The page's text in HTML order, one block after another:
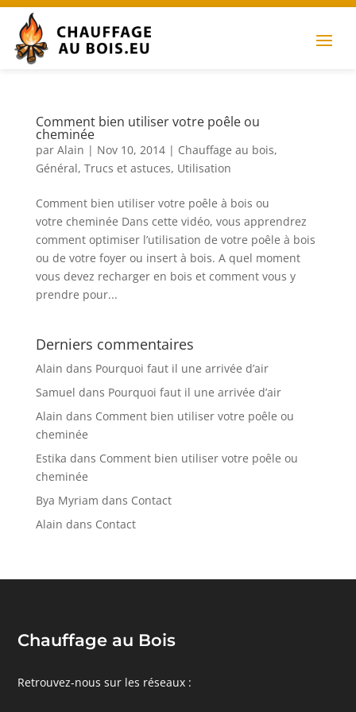
Comment bien utiliser votre poêle ou
cheminée
par Alain | Nov 10, 2014| Chauffage au bois,
Général, Trucs et astuces, Utilisation
Comment bien utiliser votre poêle à bois ou
votre cheminée Dans cette vidéo, vous apprendrez
comment optimiser l’utilisation de votre poêle à bois
ou de votre foyer ou insert à bois. A quel moment
vous devez recharger en bois et comment vous y
prendre pour...
Derniers commentaires
Alain dans Pourquoi faut il une arrivée d’air
Samuel dans Pourquoi faut il une arrivée d’air
Alain dans Comment bien utiliser votre poêle ou
cheminée
Estika dans Comment bien utiliser votre poêle ou
cheminée
Bya Myriam dans Contact
Alain dans Contact
Chauffage au Bois
Retrouvez-nous sur les réseaux :